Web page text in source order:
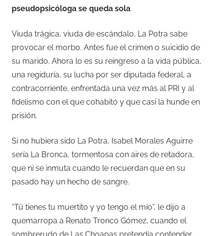
pseudopsicóloga se queda sola
Viuda trágica, viuda de escándalo, La Potra sabe
provocar el morbo. Antes fue el crimen o suicidio de
su marido. Ahora lo es su reingreso a la vida pública,
una regiduría, su lucha por ser diputada federal, a
contracorriente, enfrentada una vez más al PRI y al
fidelismo con el que cohabitó y que casi la hunde en
prisión.
Si no hubiera sido La Potra, Isabel Morales Aguirre
sería La Bronca, tormentosa con aires de retadora,
que ni se inmuta cuando le recuerdan que en su
pasado hay un hecho de sangre.
“Tú tienes tu muertito y yo tengo el mío”, le dijo a
quemarropa a Renato Tronco Gómez, cuando el